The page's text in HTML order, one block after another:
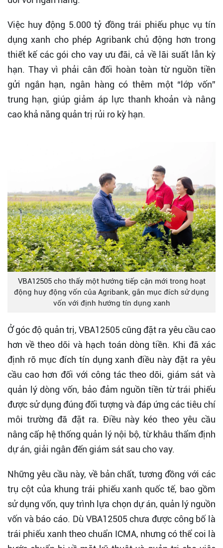
Việc huy động 5.000 tỷ đồng trái phiếu phục vụ tín
dụng xanh cho phép Agribank chủ động hơn trong
thiết kế các gói cho vay ưu đãi, cả về lãi suất lẫn kỳ
hạn. Thay vì phải cân đối hoàn toàn từ nguồn tiền
gửi ngắn hạn, ngân hàng có thêm một “lớp vốn”
trung hạn, giúp giảm áp lực thanh khoản và nâng
cao khả năng quản trị rủi ro kỳ hạn.
VBA12505 cho thấy một hướng tiếp cận mới trong hoạt
động huy động vốn của Agribank, gắn mục đích sử dụng
vốn với định hướng tín dụng xanh
Ở góc độ quản trị, VBA12505 cũng đặt ra yêu cầu cao
hơn về theo dõi và hạch toán dòng tiền. Khi đã xác
định rõ mục đích tín dụng xanh điều này đặt ra yêu
cầu cao hơn đối với công tác theo dõi, giám sát và
quản lý dòng vốn, bảo đảm nguồn tiền từ trái phiếu
được sử dụng đúng đối tượng và đáp ứng các tiêu chí
môi trường đã đặt ra. Điều này kéo theo yêu cầu
nâng cấp hệ thống quản lý nội bộ, từ khâu thẩm định
dự án, giải ngân đến giám sát sau cho vay.
Những yêu cầu này, về bản chất, tương đồng với các
trụ cột của khung trái phiếu xanh quốc tế, bao gồm
sử dụng vốn, quy trình lựa chọn dự án, quản lý nguồn
vốn và báo cáo. Dù VBA12505 chưa được công bố là
trái phiếu xanh theo chuẩn ICMA, nhưng có thể coi là